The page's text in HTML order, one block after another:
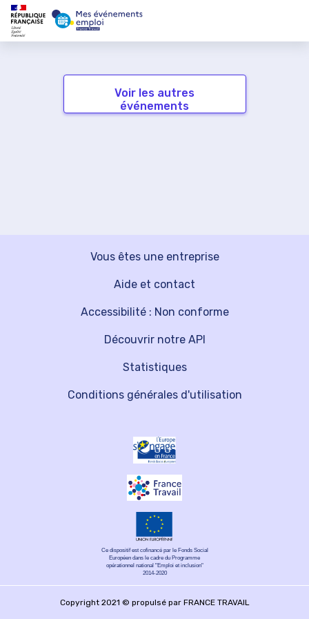
Voir les autres
événements
Vous êtes une entreprise
Découvrir notre API
Aide et contact
Statistiques
Accessibilité : Non conforme
Conditions générales d'utilisation
Ce dispositif est cofinancé par le Fonds Social
Européen dans le cadre du Programme
opérationnel national "Emploi et inclusion"
2014-2020
Copyright 2021 © propulsé par FRANCE TRAVAIL